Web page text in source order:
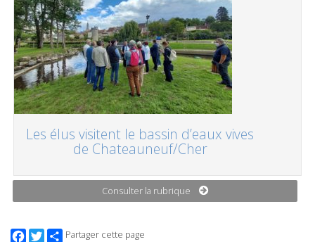
Les élus visitent le bassin d’eaux vives
de Chateauneuf/Cher
Consulter la rubrique
Facebook
TwitterPartager cette page